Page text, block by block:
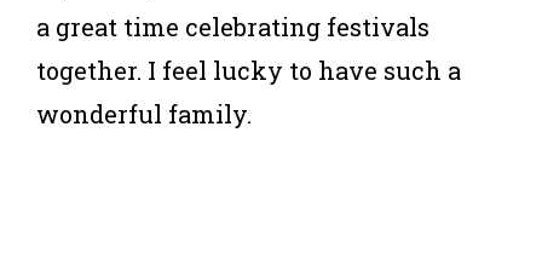
a great time celebrating festivals
together. I feel lucky to have such a
wonderful family.